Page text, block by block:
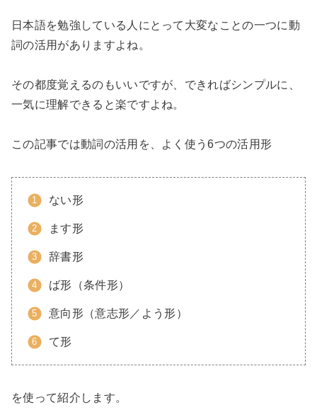
日本語を勉強している人にとって大変なことの一つに動
詞の活用がありますよね。
その都度覚えるのもいいですが、できればシンプルに、
一気に理解できると楽ですよね。
この記事では動詞の活用を、よく使う6つの活用形
ない形
ます形
辞書形
ば形（条件形）
意向形（意志形／よう形）
て形
を使って紹介します。